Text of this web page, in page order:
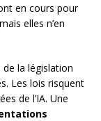
en cours pour
elles n’en
la législation
Les lois risquent
de l’IA. Une